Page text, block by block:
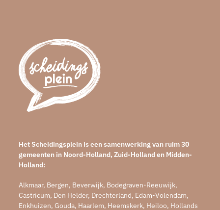
Het Scheidingsplein is een samenwerking van ruim 30
gemeenten in Noord-Holland, Zuid-Holland en Midden-
Holland:
Alkmaar, Bergen, Beverwijk, Bodegraven-Reeuwijk,
Castricum, Den Helder, Drechterland, Edam-Volendam,
Enkhuizen, Gouda, Haarlem, Heemskerk, Heiloo, Hollands